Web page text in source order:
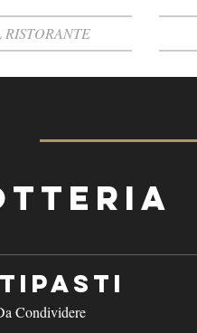
RISTORANTE
Condividere